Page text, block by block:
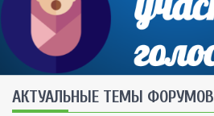
AКТУАЛЬНЫЕ ТЕМЫ ФОРУМОВ